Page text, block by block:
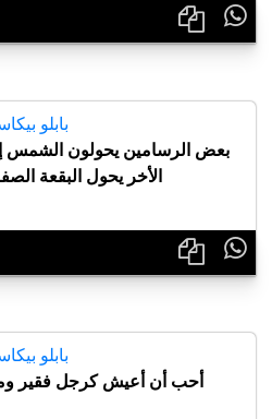

بابلو
بعض الرسامين يحولون الشمس
الأخر يحول البقعة

بابلو
أحب أن أعيش كرجل فقير